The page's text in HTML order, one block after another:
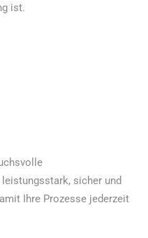
ist.
sicher und
Ihre Prozesse jederzeit